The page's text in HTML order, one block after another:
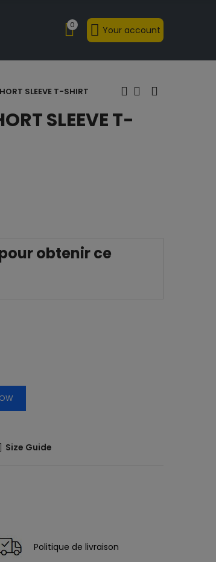
0 Your account
SLEEVE T-SHIRT
SLEEVE T-
obtenir ce
Size Guide
Politique de livraison